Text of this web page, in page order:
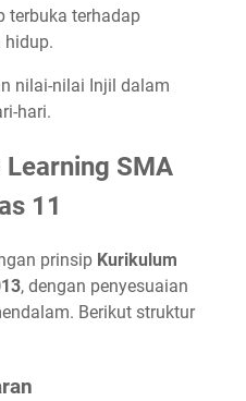
terbuka terhadap
hidup.
nilai-nilai Injil dalam
hari.
Learning SMA
11
prinsip Kurikulum
, dengan penyesuaian
Berikut struktur